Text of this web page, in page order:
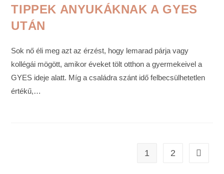
TIPPEK ANYUKÁKNAK A GYES
UTÁN
Sok nő éli meg azt az érzést, hogy lemarad párja vagy
kollégái mögött, amikor éveket tölt otthon a gyermekeivel a
GYES ideje alatt. Míg a családra szánt idő felbecsülhetetlen
értékű,…
1 2